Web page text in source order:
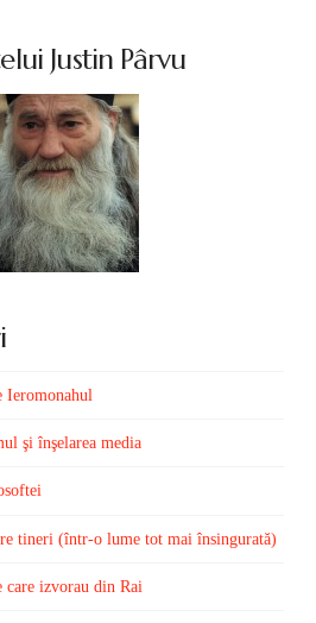
Justin Pârvu
Ieromonahul
şi înşelarea media
tineri (într-o lume tot mai însingurată)
izvorau din Rai